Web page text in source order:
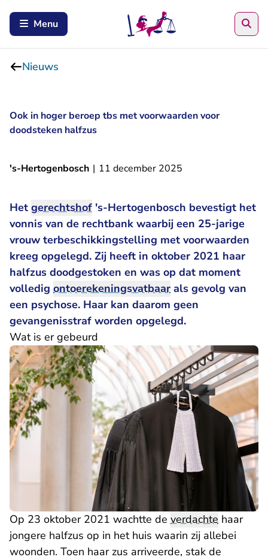
Menu
Nieuws
Ook in hoger beroep tbs met voorwaarden voor
doodsteken halfzus
's-Hertogenbosch | 11 december 2025
Het gerechtshof 's-Hertogenbosch bevestigt het
vonnis van de rechtbank waarbij een 25-jarige
vrouw terbeschikkingstelling met voorwaarden
kreeg opgelegd. Zij heeft in oktober 2021 haar
halfzus doodgestoken en was op dat moment
volledig ontoerekeningsvatbaar als gevolg van
een psychose. Haar kan daarom geen
gevangenisstraf worden opgelegd.
Wat is er gebeurd
Op 23 oktober 2021 wachtte de verdachte haar
jongere halfzus op in het huis waarin zij allebei
woonden. Toen haar zus arriveerde, stak de